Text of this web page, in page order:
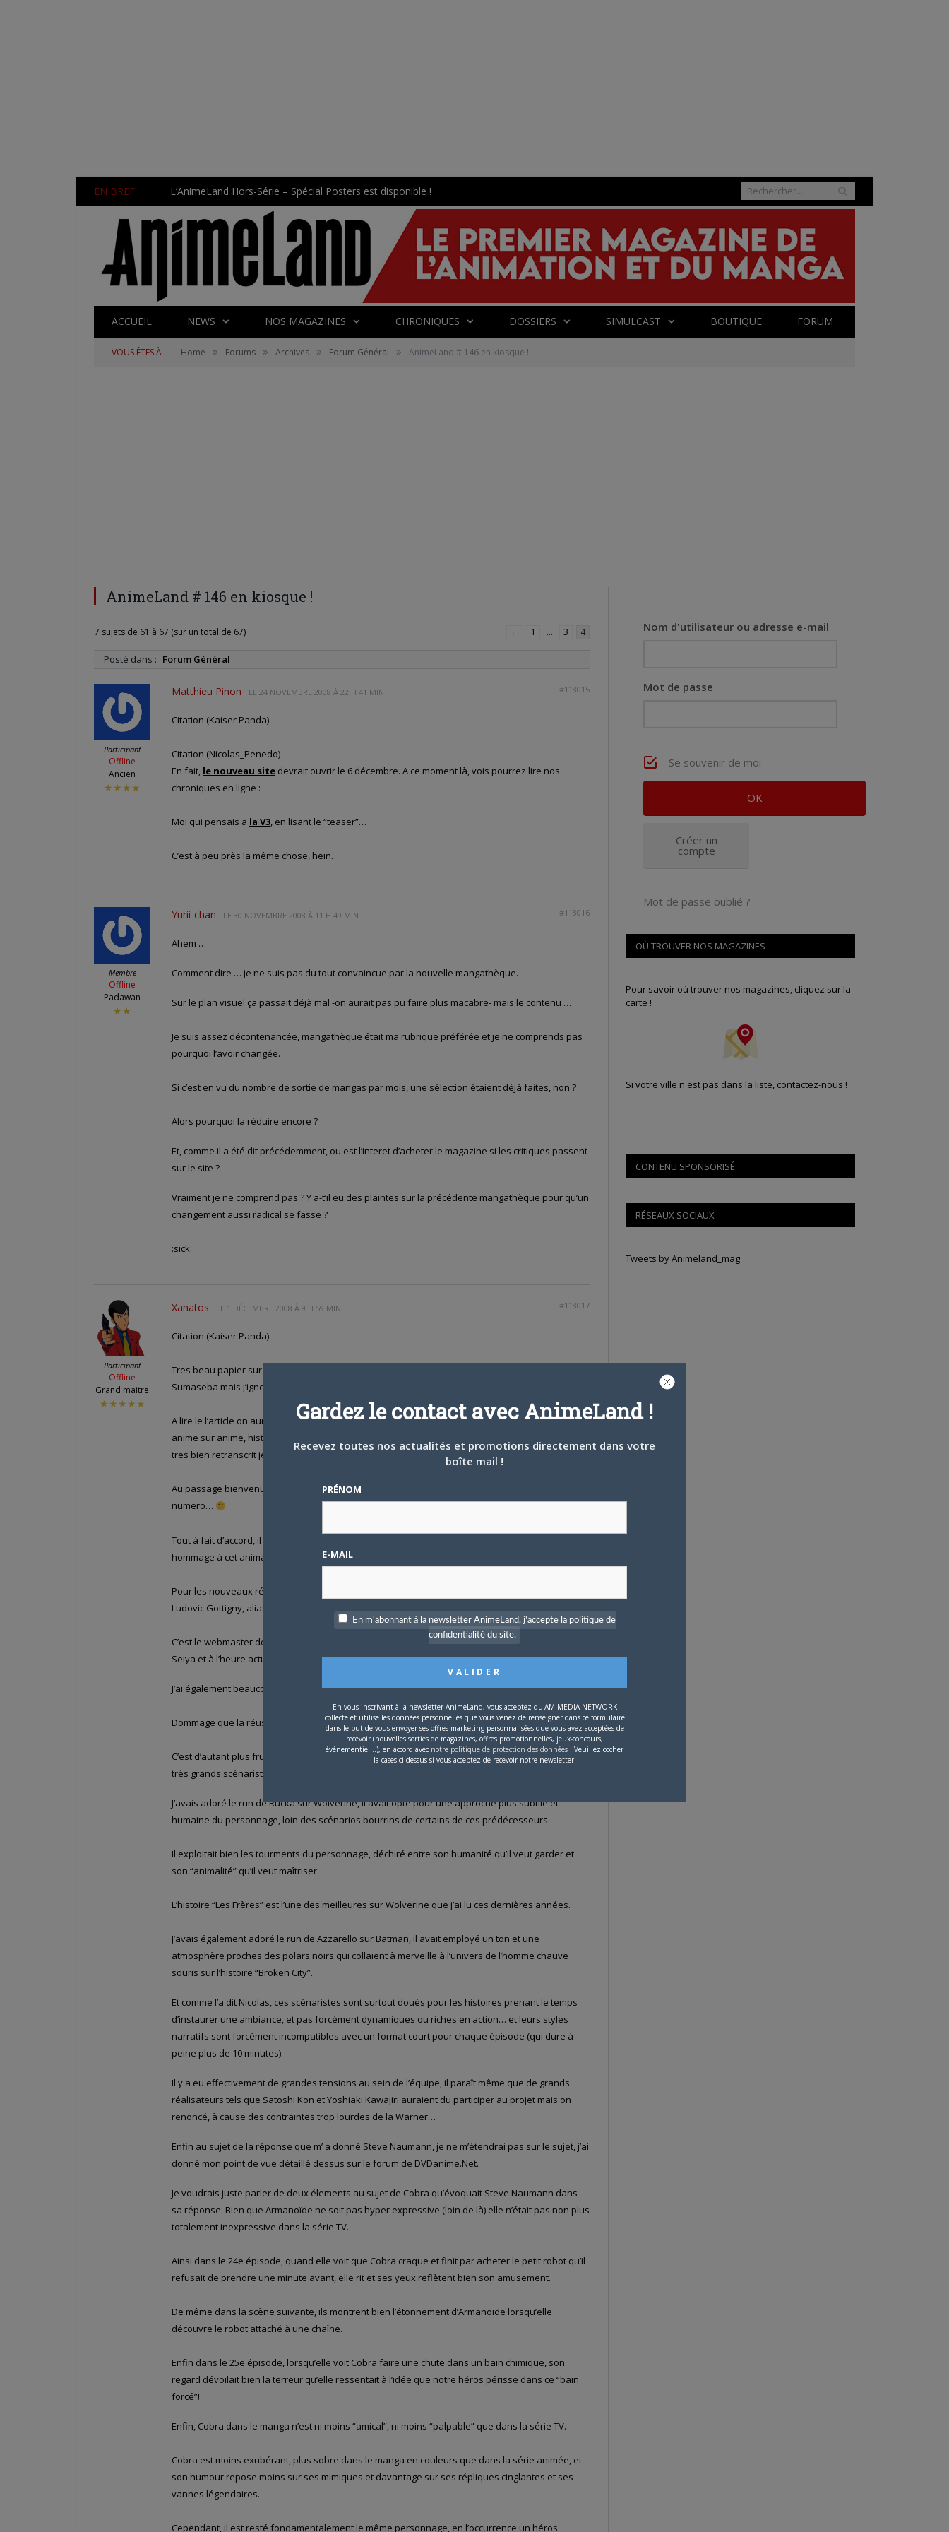
EN BREF L’AnimeLand Hors-Série – Spécial Posters est disponible !
ACCUEIL NEWS NOS MAGAZINES CHRONIQUES DOSSIERS SIMULCAST BOUTIQUE FORUM
VOUS ÊTES À : Home » Forums » Archives » Forum Général » AnimeLand # 146 en kiosque !
AnimeLand # 146 en kiosque !
7 sujets de 61 à 67 (sur un total de 67) ← 1 … 3 4
Posté dans : Forum Général
Participant
Offline
Ancien
★★★★
Matthieu Pinon LE 24 NOVEMBRE 2008 À 22 H 41 MIN #118015
Citation (Kaiser Panda)
Citation (Nicolas_Penedo)
En fait, le nouveau site devrait ouvrir le 6 décembre. A ce moment là, vois pourrez lire nos
chroniques en ligne :
Moi qui pensais a la V3, en lisant le “teaser”…
C’est à peu près la même chose, hein…
Membre
Offline
Padawan
★★
Yurii-chan LE 30 NOVEMBRE 2008 À 11 H 49 MIN #118016
Ahem …
Comment dire … je ne suis pas du tout convaincue par la nouvelle mangathèque.
Sur le plan visuel ça passait déjà mal -on aurait pas pu faire plus macabre- mais le contenu …
Je suis assez décontenancée, mangathèque était ma rubrique préférée et je ne comprends pas
pourquoi l’avoir changée.
Si c’est en vu du nombre de sortie de mangas par mois, une sélection étaient déjà faites, non ?
Alors pourquoi la réduire encore ?
Et, comme il a été dit précédemment, ou est l’interet d’acheter le magazine si les critiques passent
sur le site ?
Vraiment je ne comprend pas ? Y a-t’il eu des plaintes sur la précédente mangathèque pour qu’un
changement aussi radical se fasse ?
:sick:
Participant
Offline
Grand maitre
★★★★★
Xanatos LE 1 DÉCEMBRE 2008 À 9 H 59 MIN #118017
Citation (Kaiser Panda)
Tres beau papier sur Yoshifumi KONDO. Je savais qu’il etait le realisateur (talentueux) de Mimi O
Sumaseba mais j’ignorais tout de sa vie anterieure.
A lire le l’article on aurait dit qu’il savait qu’il allait mourir, & qu’au lieu de se reposer il a enchainé
anime sur anime, histoire de laisser sa trace quelque part. Et son attachement à ses mentors est
tres bien retranscrit je trouve. Assurement une grande perte, merci pour l’hommage !
Au passage bienvenue aux nouveaux pigistes, j’ai cru remarquer 2-3 nouveaux noms dans ce
numero…
Tout à fait d’accord, il s’agit là d’un des meilleurs articles du numéro qui rendait un vibrant
hommage à cet animateur et metteur en scène talentueux.
Pour les nouveaux rédacteurs, tu as vu juste, l’un des auteurs de l’article sur Yoshifumi Kondô est
Ludovic Gottigny, alias Arion.
C’est le webmaster de “Saint Seiya Burning Blood” un des meilleurs sites français dédiés à Saint
Seiya et à l’heure actuelle, il est un des membres de l’équipe de l’éditeur Black Bones.
J’ai également beaucoup aimé l’article de Nicolas sur les OAVs de Gotham Knight.
Dommage que la réussite d’Animatrix n’ait pu être renouvelé.
C’est d’autant plus frustrant que des scénaristes comme Greg Rucka et Brian Azzarello sont de
très grands scénaristes de comics.
J’avais adoré le run de Rucka sur Wolverine, il avait opté pour une approche plus subtile et
humaine du personnage, loin des scénarios bourrins de certains de ces prédécesseurs.
Il exploitait bien les tourments du personnage, déchiré entre son humanité qu’il veut garder et
son “animalité” qu’il veut maîtriser.
L’histoire “Les Frères” est l’une des meilleures sur Wolverine que j’ai lu ces dernières années.
J’avais également adoré le run de Azzarello sur Batman, il avait employé un ton et une
atmosphère proches des polars noirs qui collaient à merveille à l’univers de l’homme chauve
souris sur l’histoire “Broken City”.
Et comme l’a dit Nicolas, ces scénaristes sont surtout doués pour les histoires prenant le temps
d’instaurer une ambiance, et pas forcément dynamiques ou riches en action… et leurs styles
narratifs sont forcément incompatibles avec un format court pour chaque épisode (qui dure à
peine plus de 10 minutes).
Il y a eu effectivement de grandes tensions au sein de l’équipe, il paraît même que de grands
réalisateurs tels que Satoshi Kon et Yoshiaki Kawajiri auraient du participer au projet mais on
renoncé, à cause des contraintes trop lourdes de la Warner…
Enfin au sujet de la réponse que m’ a donné Steve Naumann, je ne m’étendrai pas sur le sujet, j’ai
donné mon point de vue détaillé dessus sur le forum de DVDanime.Net.
Je voudrais juste parler de deux élements au sujet de Cobra qu’évoquait Steve Naumann dans
sa réponse: Bien que Armanoïde ne soit pas hyper expressive (loin de là) elle n’était pas non plus
totalement inexpressive dans la série TV.
Ainsi dans le 24e épisode, quand elle voit que Cobra craque et finit par acheter le petit robot qu’il
refusait de prendre une minute avant, elle rit et ses yeux reflètent bien son amusement.
De même dans la scène suivante, ils montrent bien l’étonnement d’Armanoïde lorsqu’elle
découvre le robot attaché à une chaîne.
Enfin dans le 25e épisode, lorsqu’elle voit Cobra faire une chute dans un bain chimique, son
regard dévoilait bien la terreur qu’elle ressentait à l’idée que notre héros périsse dans ce “bain
forcé”!
Enfin, Cobra dans le manga n’est ni moins “amical”, ni moins “palpable” que dans la série TV.
Cobra est moins exubérant, plus sobre dans le manga en couleurs que dans la série animée, et
son humour repose moins sur ses mimiques et davantage sur ses répliques cinglantes et ses
vannes légendaires.
Cependant, il est resté fondamentalement le même personnage, en l’occurrence un héros
Nom d'utilisateur ou adresse e-mail
Mot de passe
Se souvenir de moi
Créer un
compte
Mot de passe oublié ?
OÙ TROUVER NOS MAGAZINES
Pour savoir où trouver nos magazines, cliquez sur la
carte !
Si votre ville n'est pas dans la liste, contactez-nous !
CONTENU SPONSORISÉ
RÉSEAUX SOCIAUX
Tweets by Animeland_mag
Gardez le contact avec AnimeLand !
Recevez toutes nos actualités et promotions directement dans votre
boîte mail !
PRÉNOM
E-MAIL
En m'abonnant à la newsletter AnimeLand, j'accepte la politique de
confidentialité du site.
En vous inscrivant à la newsletter AnimeLand, vous acceptez qu'AM MEDIA NETWORK
collecte et utilise les données personnelles que vous venez de renseigner dans ce formulaire
dans le but de vous envoyer ses offres marketing personnalisées que vous avez acceptées de
recevoir (nouvelles sorties de magazines, offres promotionnelles, jeux-concours,
événementiel...), en accord avec notre politique de protection des données . Veuillez cocher
la cases ci-dessus si vous acceptez de recevoir notre newsletter.